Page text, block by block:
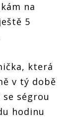
na
5
která
v tý době
ségrou
hodinu